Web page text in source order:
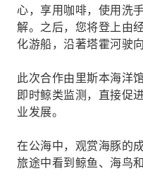
心，享用咖啡，使用洗
解。之后，您将登上由
化游船，沿著塔霍河驶向
此次合作由里斯本海洋
即时鲸类监测，直接促
业发展。
在公海中，观赏海豚的
旅途中看到鲸鱼、海鸟